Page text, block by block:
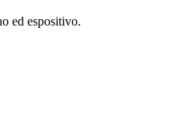
ed espositivo.